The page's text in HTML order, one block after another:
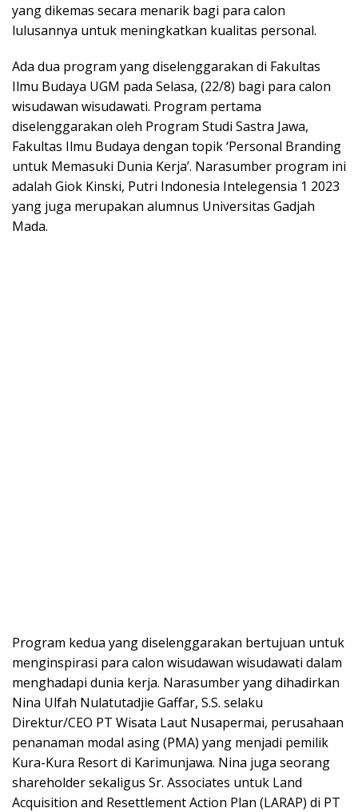
yang dikemas secara menarik bagi para calon
lulusannya untuk meningkatkan kualitas personal.
Ada dua program yang diselenggarakan di Fakultas
Ilmu Budaya UGM pada Selasa, (22/8) bagi para calon
wisudawan wisudawati. Program pertama
diselenggarakan oleh Program Studi Sastra Jawa,
Fakultas Ilmu Budaya dengan topik ‘Personal Branding
untuk Memasuki Dunia Kerja’. Narasumber program ini
adalah Giok Kinski, Putri Indonesia Intelegensia 1 2023
yang juga merupakan alumnus Universitas Gadjah
Mada.
Program kedua yang diselenggarakan bertujuan untuk
menginspirasi para calon wisudawan wisudawati dalam
menghadapi dunia kerja. Narasumber yang dihadirkan
Nina Ulfah Nulatutadjie Gaffar, S.S. selaku
Direktur/CEO PT Wisata Laut Nusapermai, perusahaan
penanaman modal asing (PMA) yang menjadi pemilik
Kura-Kura Resort di Karimunjawa. Nina juga seorang
shareholder sekaligus Sr. Associates untuk Land
Acquisition and Resettlement Action Plan (LARAP) di PT